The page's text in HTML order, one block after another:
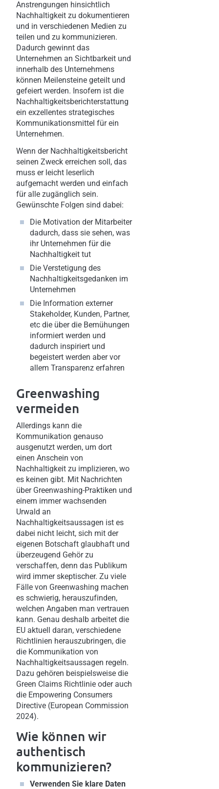
Anstrengungen hinsichtlich
Nachhaltigkeit zu dokumentieren
und in verschiedenen Medien zu
teilen und zu kommunizieren.
Dadurch gewinnt das
Unternehmen an Sichtbarkeit und
innerhalb des Unternehmens
können Meilensteine geteilt und
gefeiert werden. Insofern ist die
Nachhaltigkeitsberichterstattung
ein exzellentes strategisches
Kommunikationsmittel für ein
Unternehmen.
Wenn der Nachhaltigkeitsbericht
seinen Zweck erreichen soll, das
muss er leicht leserlich
aufgemacht werden und einfach
für alle zugänglich sein.
Gewünschte Folgen sind dabei:
Die Motivation der Mitarbeiter
dadurch, dass sie sehen, was
ihr Unternehmen für die
Nachhaltigkeit tut
Die Verstetigung des
Nachhaltigkeitsgedanken im
Unternehmen
Die Information externer
Stakeholder, Kunden, Partner,
etc die über die Bemühungen
informiert werden und
dadurch inspiriert und
begeistert werden aber vor
allem Transparenz erfahren
Greenwashing
vermeiden
Allerdings kann die
Kommunikation genauso
ausgenutzt werden, um dort
einen Anschein von
Nachhaltigkeit zu implizieren, wo
es keinen gibt. Mit Nachrichten
über Greenwashing-Praktiken und
einem immer wachsenden
Urwald an
Nachhaltigkeitsaussagen ist es
dabei nicht leicht, sich mit der
eigenen Botschaft glaubhaft und
überzeugend Gehör zu
verschaffen, denn das Publikum
wird immer skeptischer. Zu viele
Fälle von Greenwashing machen
es schwierig, herauszufinden,
welchen Angaben man vertrauen
kann. Genau deshalb arbeitet die
EU aktuell daran, verschiedene
Richtlinien herauszubringen, die
die Kommunikation von
Nachhaltigkeitsaussagen regeln.
Dazu gehören beispielsweise die
Green Claims Richtlinie oder auch
die Empowering Consumers
Directive (European Commission
2024).
Wie können wir
authentisch
kommunizieren?
Verwenden Sie klare Daten